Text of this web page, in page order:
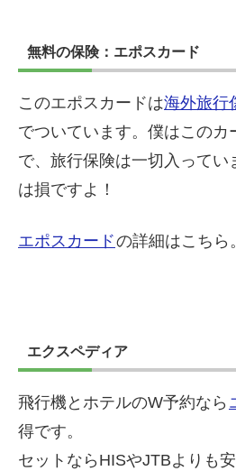
無料の保険：エポスカード
このエポスカードは海外旅行
でついています。僕はこのカ
で、旅行保険は一切入ってい
は損ですよ！
エポスカードの詳細はこちら。
エクスペディア
飛行機とホテルのW予約なら
得です。
セットならHISやJTBよりも